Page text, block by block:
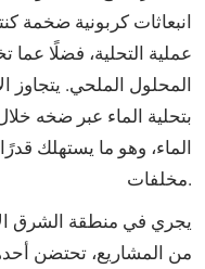
انبعاثات كربونية ضخمة
عملية التحلية، فضلًا
المحلول الملحي. يتجاوز
بتحلية الماء عبر ضخه
الماء، وهو ما يستهلك
مخلفات.
يجري في منطقة الشرق
من المشاريع، تحتضن